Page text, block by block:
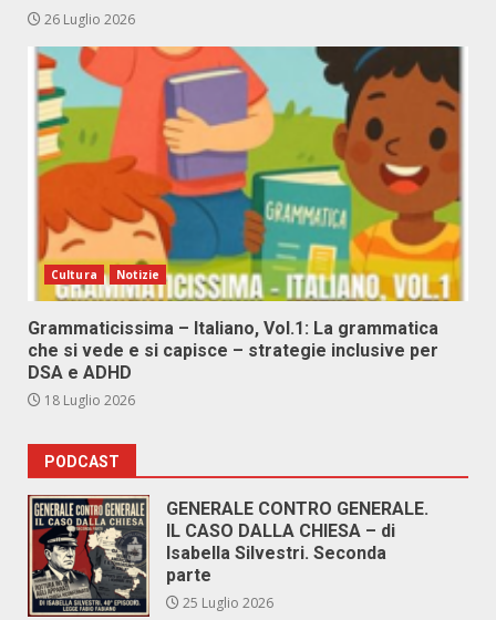
26 Luglio 2026
Cultura Notizie
Grammaticissima – Italiano, Vol.1: La grammatica
che si vede e si capisce – strategie inclusive per
DSA e ADHD
18 Luglio 2026
PODCAST
GENERALE CONTRO GENERALE.
IL CASO DALLA CHIESA – di
Isabella Silvestri. Seconda
parte
25 Luglio 2026